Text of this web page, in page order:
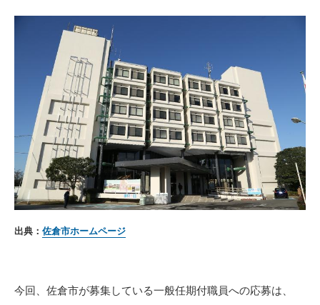
出典： 佐倉市ホームページ
今回、佐倉市が募集している一般任期付職員への応募は、